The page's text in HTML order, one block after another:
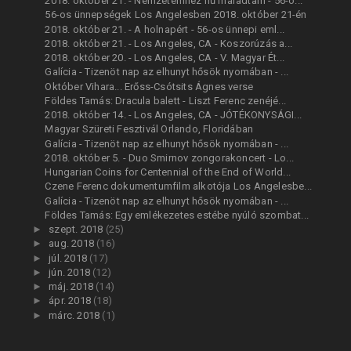
56-os ünnepségek Los Angelesben 2018. október 21-én
2018. október 21. - A holnapért - 56-os ünnepi eml...
2018. október 21. - Los Angeles, CA - Koszorúzás a...
2018. október 20. - Los Angeles, CA - V. Magyar Ét...
Galícia - Tizenöt nap az elhunyt hősök nyomában - ...
Október Vihara... Erőss-Csótsits Ágnes verse
Földes Tamás: Dracula balett - Liszt Ferenc zenéjé...
2018. október 14. - Los Angeles, CA - JÓTÉKONYSÁGI...
Magyar Szüreti Fesztivál Orlando, Floridában
Galícia - Tizenöt nap az elhunyt hősök nyomában - ...
2018. október 5. - Duo Smirnov zongorakoncert - Lo...
Hungarian Coins for Centennial of the End of World...
Czene Ferenc dokumentumfilm alkotója Los Angelesbe...
Galícia - Tizenöt nap az elhunyt hősök nyomában - ...
Földes Tamás: Egy emlékezetes estébe nyúló szombat...
► szept. 2018 (25)
► aug. 2018 (16)
► júl. 2018 (17)
► jún. 2018 (12)
► máj. 2018 (14)
► ápr. 2018 (18)
► márc. 2018 (1)